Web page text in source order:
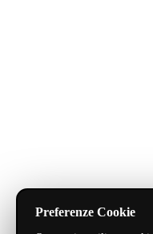
Preferenze Cookie